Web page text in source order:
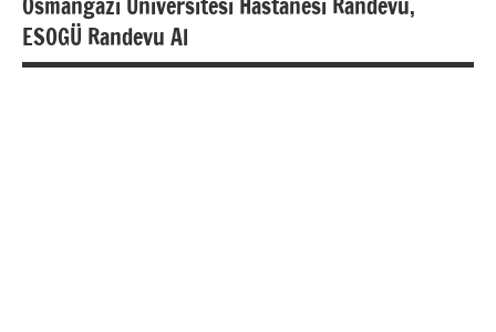
ESOGÜ Randevu Al